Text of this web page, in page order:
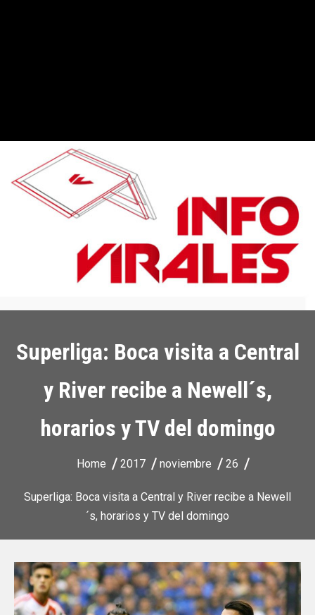
Superliga: Boca visita a Central
y River recibe a Newell´s,
horarios y TV del domingo
Home 2017 noviembre 26
Superliga: Boca visita a Central y River recibe a Newell
´s, horarios y TV del domingo